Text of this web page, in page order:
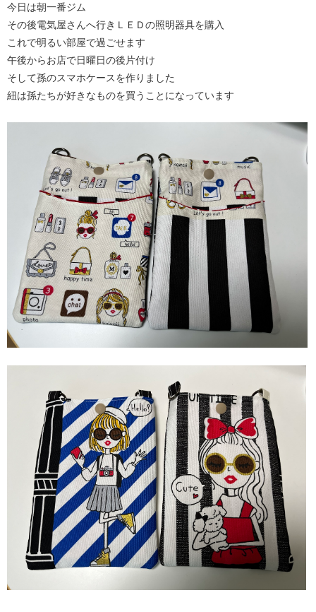
今日は朝一番ジム
その後電気屋さんへ行きＬＥＤの照明器具を購入
これで明るい部屋で過ごせます
午後からお店で日曜日の後片付け
そして孫のスマホケースを作りました
紐は孫たちが好きなものを買うことになっています